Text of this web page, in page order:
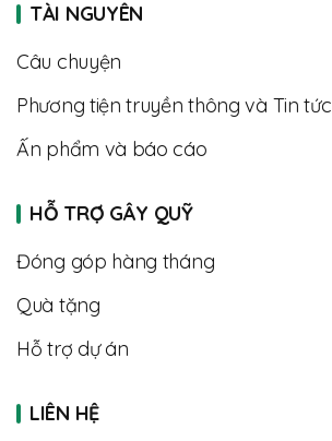
TÀI NGUYÊN
Câu chuyện
Phương tiện truyền thông và Tin tức
Ấn phẩm và báo cáo
HỖ TRỢ GÂY QUỸ
Đóng góp hàng tháng
Quà tặng
Hỗ trợ dự án
LIÊN HỆ